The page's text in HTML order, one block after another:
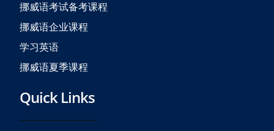
挪威语考试备考课程
挪威语企业课程
学习英语
挪威语夏季课程
Quick Links